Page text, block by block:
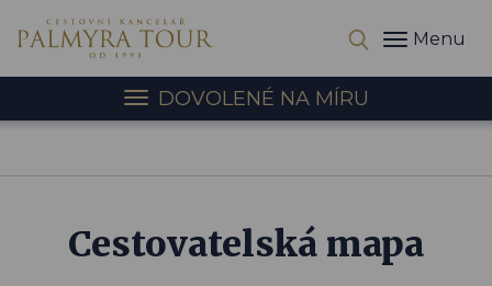
Menu
DOVOLENÉ NA MÍRU
Cestovatelská mapa